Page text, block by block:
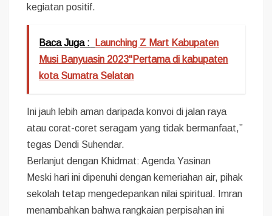
kegiatan positif.
Baca Juga :
Launching Z Mart Kabupaten
Musi Banyuasin 2023"Pertama di kabupaten
kota Sumatra Selatan
Ini jauh lebih aman daripada konvoi di jalan raya
atau corat-coret seragam yang tidak bermanfaat,”
tegas Dendi Suhendar.
Berlanjut dengan Khidmat: Agenda Yasinan
Meski hari ini dipenuhi dengan kemeriahan air, pihak
sekolah tetap mengedepankan nilai spiritual. Imran
menambahkan bahwa rangkaian perpisahan ini